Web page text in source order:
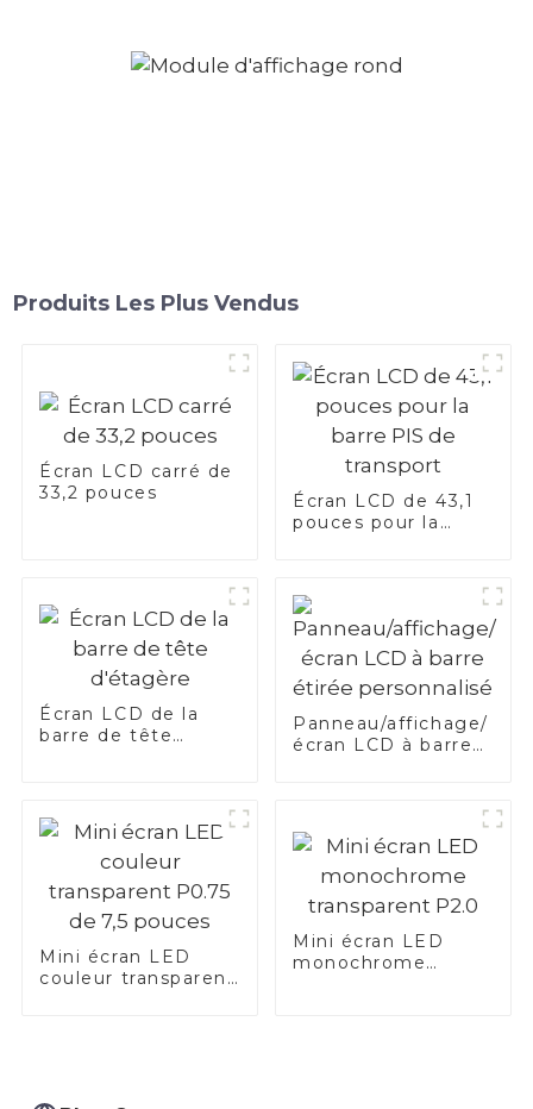
Produits Les Plus Vendus
Écran LCD carré de
33,2 pouces
Écran LCD de 43,1
pouces pour la
Écran LCD de la
barre de tête
Panneau/affichage/
écran LCD à barre
Mini écran LED
couleur transparent
Mini écran LED
monochrome